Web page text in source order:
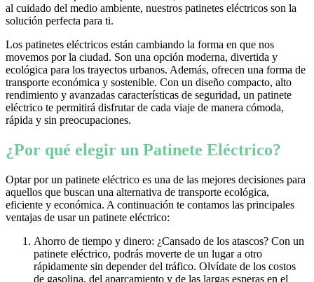
al cuidado del medio ambiente, nuestros patinetes eléctricos son la
solución perfecta para ti.
Los patinetes eléctricos están cambiando la forma en que nos
movemos por la ciudad. Son una opción moderna, divertida y
ecológica para los trayectos urbanos. Además, ofrecen una forma de
transporte económica y sostenible. Con un diseño compacto, alto
rendimiento y avanzadas características de seguridad, un patinete
eléctrico te permitirá disfrutar de cada viaje de manera cómoda,
rápida y sin preocupaciones.
¿Por qué elegir un Patinete Eléctrico?
Optar por un patinete eléctrico es una de las mejores decisiones para
aquellos que buscan una alternativa de transporte ecológica,
eficiente y económica. A continuación te contamos las principales
ventajas de usar un patinete eléctrico:
Ahorro de tiempo y dinero: ¿Cansado de los atascos? Con un
patinete eléctrico, podrás moverte de un lugar a otro
rápidamente sin depender del tráfico. Olvídate de los costos
de gasolina, del aparcamiento y de las largas esperas en el